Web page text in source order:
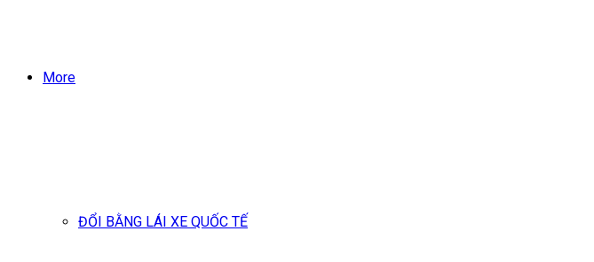
More
ĐỔI BẰNG LÁI XE QUỐC TẾ